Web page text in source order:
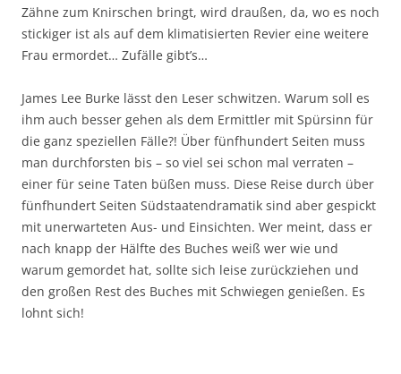
Zähne zum Knirschen bringt, wird draußen, da, wo es noch
stickiger ist als auf dem klimatisierten Revier eine weitere
Frau ermordet… Zufälle gibt’s…
James Lee Burke lässt den Leser schwitzen. Warum soll es
ihm auch besser gehen als dem Ermittler mit Spürsinn für
die ganz speziellen Fälle?! Über fünfhundert Seiten muss
man durchforsten bis – so viel sei schon mal verraten –
einer für seine Taten büßen muss. Diese Reise durch über
fünfhundert Seiten Südstaatendramatik sind aber gespickt
mit unerwarteten Aus- und Einsichten. Wer meint, dass er
nach knapp der Hälfte des Buches weiß wer wie und
warum gemordet hat, sollte sich leise zurückziehen und
den großen Rest des Buches mit Schwiegen genießen. Es
lohnt sich!